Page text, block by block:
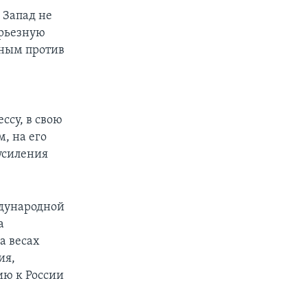
не
против
в свою
на его
весах
к России